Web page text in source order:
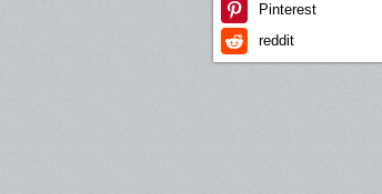
Pinterest
reddit